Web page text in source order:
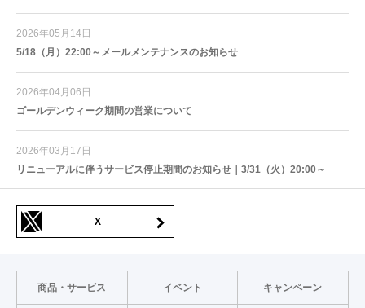
2026年05月14日
5/18（月）22:00～メールメンテナンスのお知らせ
2026年04月06日
ゴールデンウィーク期間の営業について
2026年03月17日
リニューアルに伴うサービス停止期間のお知らせ｜3/31（火）20:00～
X
商品・サービス イベント キャンペーン